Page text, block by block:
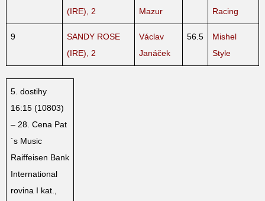
(IRE), 2
Mazur
Racing
9
SANDY ROSE
(IRE), 2
Václav
Janáček
56.5
Mishel
Style
5. dostihy
16:15 (10803)
– 28. Cena Pat
´s Music
Raiffeisen Bank
International
rovina I kat.,